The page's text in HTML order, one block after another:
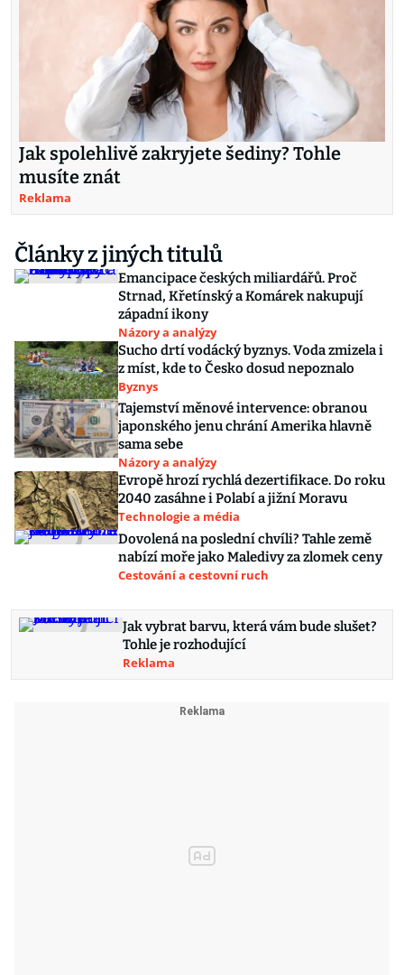
Jak spolehlivě zakryjete šediny? Tohle
musíte znát
Reklama
Články z jiných titulů
Emancipace českých miliardářů. Proč
Strnad, Křetínský a Komárek nakupují
západní ikony
Názory a analýzy
Sucho drtí vodácký byznys. Voda zmizela i
z míst, kde to Česko dosud nepoznalo
Byznys
Tajemství měnové intervence: obranou
japonského jenu chrání Amerika hlavně
sama sebe
Názory a analýzy
Evropě hrozí rychlá dezertifikace. Do roku
2040 zasáhne i Polabí a jižní Moravu
Technologie a média
Dovolená na poslední chvíli? Tahle země
nabízí moře jako Maledivy za zlomek ceny
Cestování a cestovní ruch
Jak vybrat barvu, která vám bude slušet?
Tohle je rozhodující
Reklama